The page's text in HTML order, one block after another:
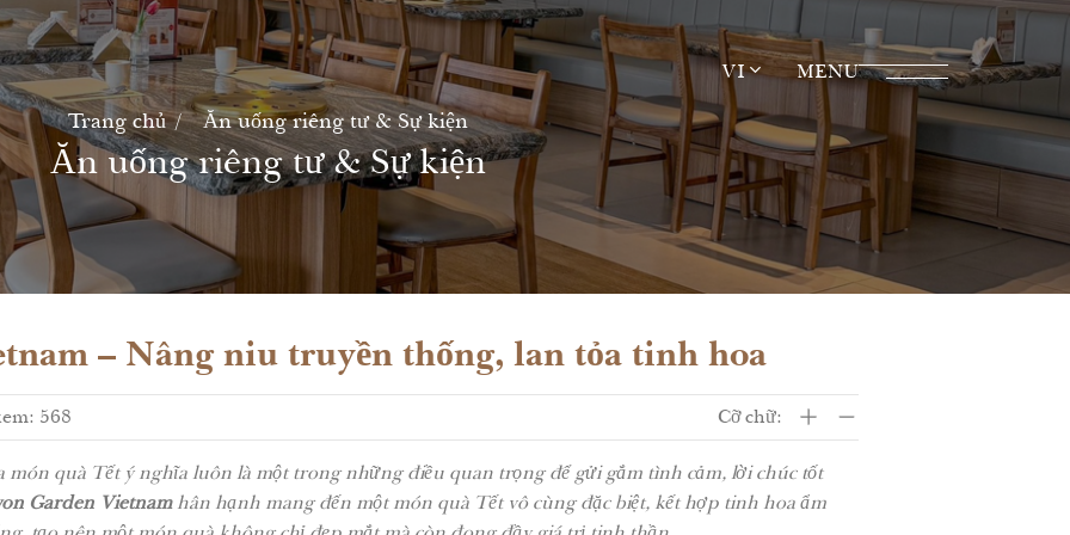
VI MENU
Trang chủ Ăn uống riêng tư & Sự kiện
Ăn uống riêng tư & Sự kiện
– Nâng niu truyền thống, lan tỏa tinh hoa
568 Cỡ chữ:
món quà Tết ý nghĩa luôn là một trong những điều quan trọng để gửi gắm tình cảm, lời chúc tốt
Garden Vietnamhân hạnh mang đến một món quà Tết vô cùng đặc biệt, kết hợp tinh hoa ẩm